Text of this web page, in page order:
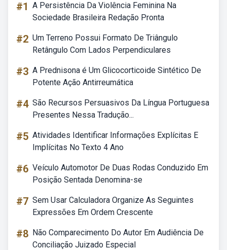
#1 A Persistência Da Violência Feminina Na
Sociedade Brasileira Redação Pronta
#2 Um Terreno Possui Formato De Triângulo
Retângulo Com Lados Perpendiculares
#3 A Prednisona é Um Glicocorticoide Sintético De
Potente Ação Antirreumática
#4 São Recursos Persuasivos Da Língua Portuguesa
Presentes Nessa Tradução...
#5 Atividades Identificar Informações Explícitas E
Implícitas No Texto 4 Ano
#6 Veículo Automotor De Duas Rodas Conduzido Em
Posição Sentada Denomina-se
#7 Sem Usar Calculadora Organize As Seguintes
Expressões Em Ordem Crescente
#8 Não Comparecimento Do Autor Em Audiência De
Conciliação Juizado Especial